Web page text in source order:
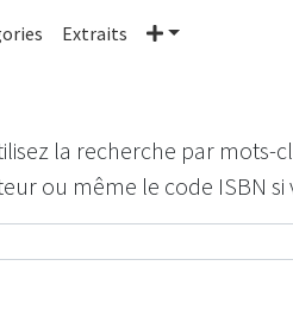
Extraits Plus
la recherche par
ou même le code ISBN si